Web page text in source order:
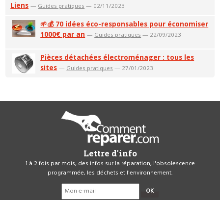
Liens — Guides pratiques — 02/11/2023
🌱💰 70 idées éco-responsables pour économiser
1000€ par an — Guides pratiques — 22/09/2023
Pièces détachées électroménager : tous les
sites — Guides pratiques — 27/01/2023
Lettre d'info
1 à 2 fois par mois, des infos sur la réparation, l'obsolescence
programmée, les déchets et l'environnement.
OK